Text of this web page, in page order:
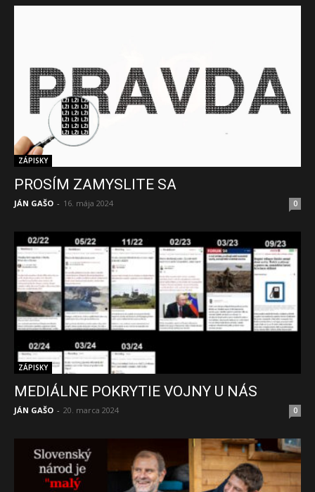
ZÁPISKY
PROSÍM ZAMYSLITE SA
JÁN GAŠO - 16. mája 2024 0
ZÁPISKY
MEDIÁLNE POKRYTIE VOJNY U NÁS
JÁN GAŠO - 20. marca 2024 0